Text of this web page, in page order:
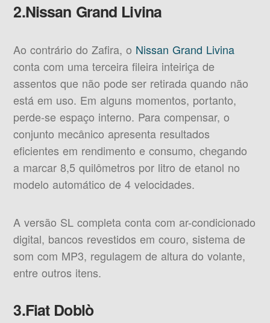
2.Nissan Grand Livina
Ao contrário do Zafira, o Nissan Grand Livina
conta com uma terceira fileira inteiriça de
assentos que não pode ser retirada quando não
está em uso. Em alguns momentos, portanto,
perde-se espaço interno. Para compensar, o
conjunto mecânico apresenta resultados
eficientes em rendimento e consumo, chegando
a marcar 8,5 quilômetros por litro de etanol no
modelo automático de 4 velocidades.
A versão SL completa conta com ar-condicionado
digital, bancos revestidos em couro, sistema de
som com MP3, regulagem de altura do volante,
entre outros itens.
3.Fiat Doblò